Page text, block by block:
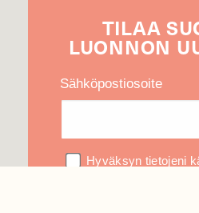
TILAA
LUONNON
Sähköpostiosoite
Hyväksyn tietojeni